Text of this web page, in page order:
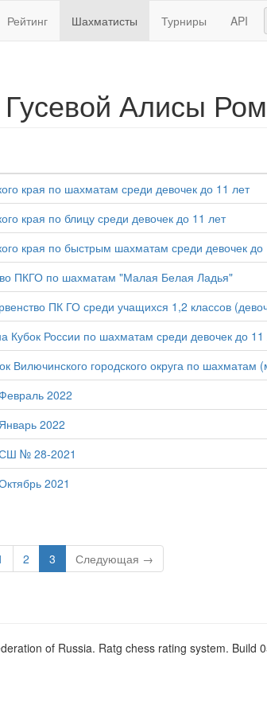
Рейтинг Шахматисты Турниры API
Алисы
края по шахматам среди девочек до 11 лет
края по блицу среди девочек до 11 лет
края по быстрым шахматам среди девочек до
ПКГО по шахматам "Малая Белая Ладья"
ПК ГО среди учащихся 1,2 классов
Кубок России по шахматам среди девочек до 11
Вилючинского городского округа по шахматам
2022
2022
СШ № 28-2021
2021
2 3 Следующая →
of Russia. Ratg chess rating system. Build